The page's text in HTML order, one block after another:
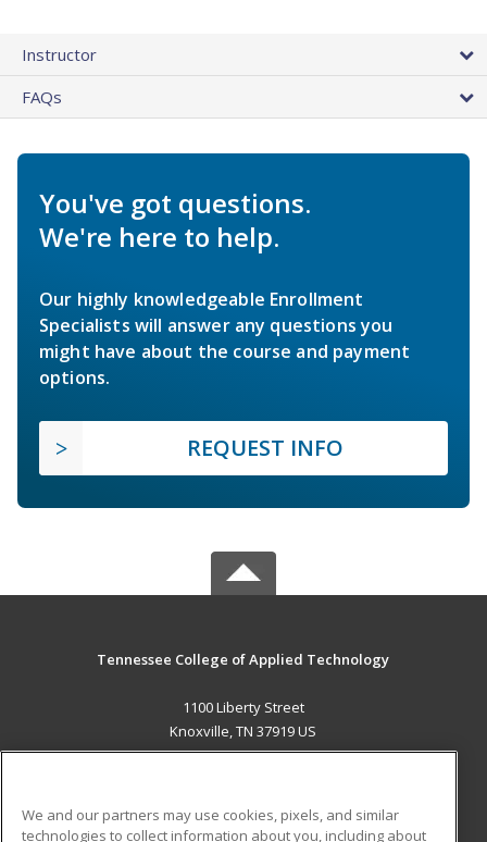
Instructor
FAQs
You've got questions.
We're here to help.
Our highly knowledgeable Enrollment
Specialists will answer any questions you
might have about the course and payment
options.
REQUEST INFO
Tennessee College of Applied Technology
1100 Liberty Street
Knoxville, TN 37919 US
We and our partners may use cookies, pixels, and similar
technologies to collect information about you, including about